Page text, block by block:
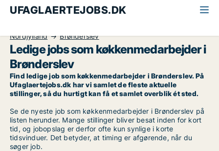
UFAGLAERTEJOBS.DK
Nordjylland
Brønderslev
Ledige jobs som køkkenmedarbejder i
Brønderslev
Find ledige job som køkkenmedarbejder i Brønderslev. På
Ufaglaertejobs.dk har vi samlet de fleste aktuelle
stillinger, så du hurtigt kan få et samlet overblik ét sted.
Se de nyeste job som køkkenmedarbejder i Brønderslev på
listen herunder. Mange stillinger bliver besat inden for kort
tid, og jobopslag er derfor ofte kun synlige i korte
tidsvinduer. Det betyder, at timing er afgørende, når du
søger job.